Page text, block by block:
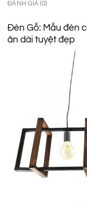
ĐÁNH GIÁ (0)
Đèn Gỗ: Mẫu đèn
ăn dài tuyệt đẹp